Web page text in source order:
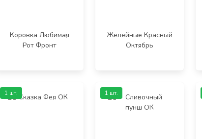
Коровка Любимая
Рот Фронт
Желейные Красный
Октябрь
1 шт. 1 шт.